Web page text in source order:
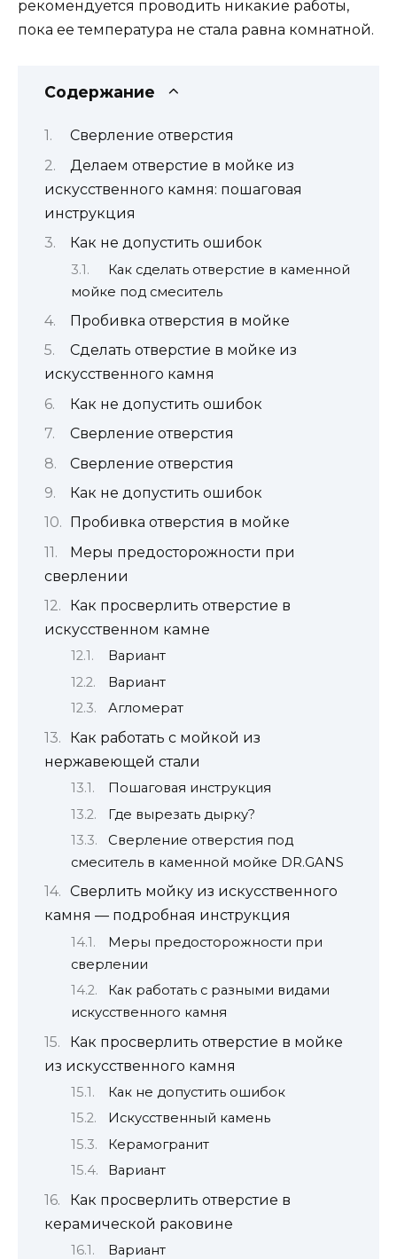
рекомендуется проводить никакие работы,
пока ее температура не стала равна комнатной.
Содержание
Сверление отверстия
Делаем отверстие в мойке из
искусственного камня: пошаговая
инструкция
Как не допустить ошибок
Как сделать отверстие в каменной
мойке под смеситель
Пробивка отверстия в мойке
Сделать отверстие в мойке из
искусственного камня
Как не допустить ошибок
Сверление отверстия
Сверление отверстия
Как не допустить ошибок
Пробивка отверстия в мойке
Меры предосторожности при
сверлении
Как просверлить отверстие в
искусственном камне
Вариант
Вариант
Агломерат
Как работать с мойкой из
нержавеющей стали
Пошаговая инструкция
Где вырезать дырку?
Сверление отверстия под
смеситель в каменной мойке DR.GANS
Сверлить мойку из искусственного
камня — подробная инструкция
Меры предосторожности при
сверлении
Как работать с разными видами
искусственного камня
Как просверлить отверстие в мойке
из искусственного камня
Как не допустить ошибок
Искусственный камень
Керамогранит
Вариант
Как просверлить отверстие в
керамической раковине
Вариант